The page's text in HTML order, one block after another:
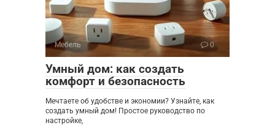
Мебель 0
Умный дом: как создать
комфорт и безопасность
Мечтаете об удобстве и экономии? Узнайте, как
создать умный дом! Простое руководство по
настройке,